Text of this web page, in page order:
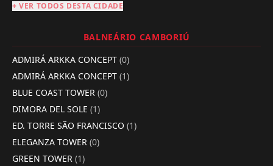
+ VER TODOS DESTA CIDADE
BALNEÁRIO CAMBORIÚ
ADMIRÁ ARKKA CONCEPT (0)
ADMIRÁ ARKKA CONCEPT (1)
BLUE COAST TOWER (0)
DIMORA DEL SOLE (1)
ED. TORRE SÃO FRANCISCO (1)
ELEGANZA TOWER (0)
GREEN TOWER (1)